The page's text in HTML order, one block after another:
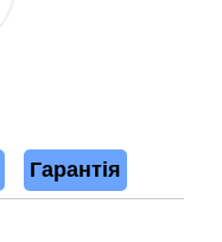
Гарантія